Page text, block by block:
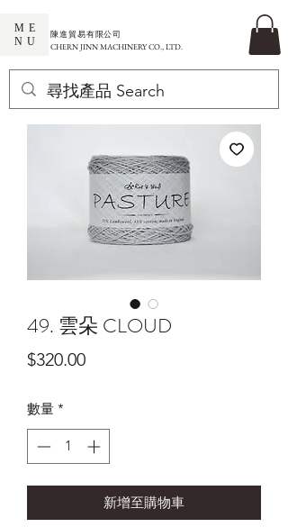
ME
NU
​陳進貿易有限公司
CHERN JINN MACHINERY CO., LTD.
49. 雲朵 CLOUD
$320.00價
數量 *
新增至購物車